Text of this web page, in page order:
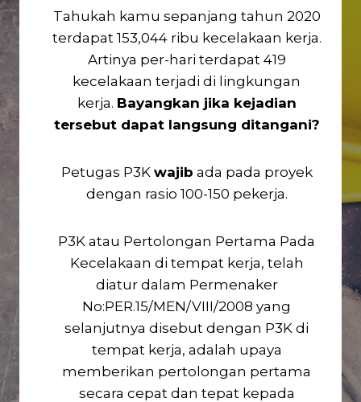
Tahukah kamu sepanjang tahun 2020
terdapat 153,044 ribu kecelakaan kerja.
Artinya per-hari terdapat 419
kecelakaan terjadi di lingkungan
kerja. Bayangkan jika kejadian
tersebut dapat langsung ditangani?
Petugas P3K wajib ada pada proyek
dengan rasio 100-150 pekerja.
P3K atau Pertolongan Pertama Pada
Kecelakaan di tempat kerja, telah
diatur dalam Permenaker
No:PER.15/MEN/VIII/2008 yang
selanjutnya disebut dengan P3K di
tempat kerja, adalah upaya
memberikan pertolongan pertama
secara cepat dan tepat kepada